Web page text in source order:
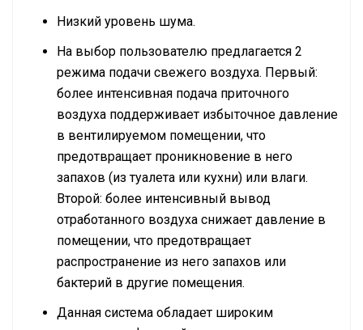
Низкий уровень шума.
На выбор пользователю предлагается 2
режима подачи свежего воздуха. Первый:
более интенсивная подача приточного
воздуха поддерживает избыточное давление
в вентилируемом помещении, что
предотвращает проникновение в него
запахов (из туалета или кухни) или влаги.
Второй: более интенсивный вывод
отработанного воздуха снижает давление в
помещении, что предотвращает
распространение из него запахов или
бактерий в другие помещения.
Данная система обладает широким